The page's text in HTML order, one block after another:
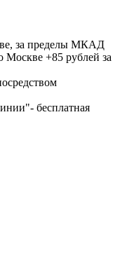
за пределы МКАД
Москве +85 рублей за
бесплатная